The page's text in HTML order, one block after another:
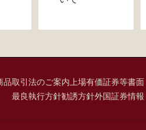
品取引法のご案内 上場有価証券等書
最良執行方針勧誘方針外国証券情